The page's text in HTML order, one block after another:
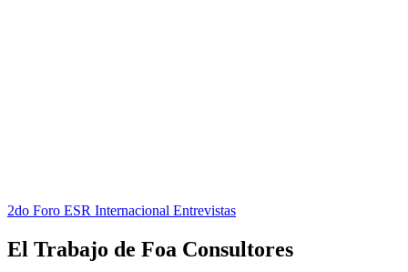
2do Foro ESR Internacional Entrevistas
El Trabajo de Foa Consultores